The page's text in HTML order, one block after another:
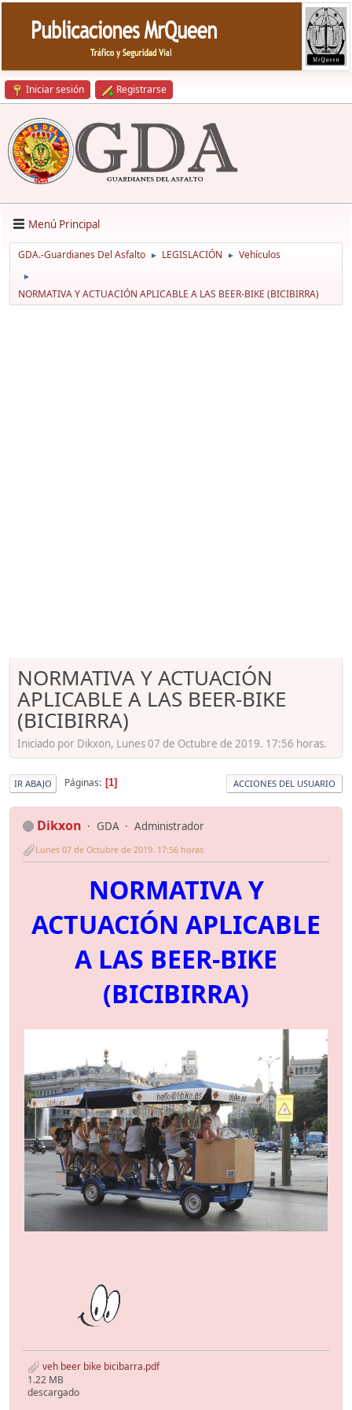
Iniciar sesión Registrarse
Menú Principal
GDA.-Guardianes Del Asfalto ► LEGISLACIÓN ► Vehículos
►
NORMATIVA Y ACTUACIÓN APLICABLE A LAS BEER-BIKE (BICIBIRRA)
NORMATIVA Y ACTUACIÓN
APLICABLE A LAS BEER-BIKE
(BICIBIRRA)
Iniciado por Dikxon, Lunes 07 de Octubre de 2019. 17:56 horas.
IR ABAJO Páginas 1 ACCIONES DEL USUARIO
Dikxon GDA Administrador
Lunes 07 de Octubre de 2019. 17:56 horas.
NORMATIVA Y
ACTUACIÓN APLICABLE
A LAS BEER-BIKE
(BICIBIRRA)
veh beer bike bicibarra.pdf
1.22 MB
descargado